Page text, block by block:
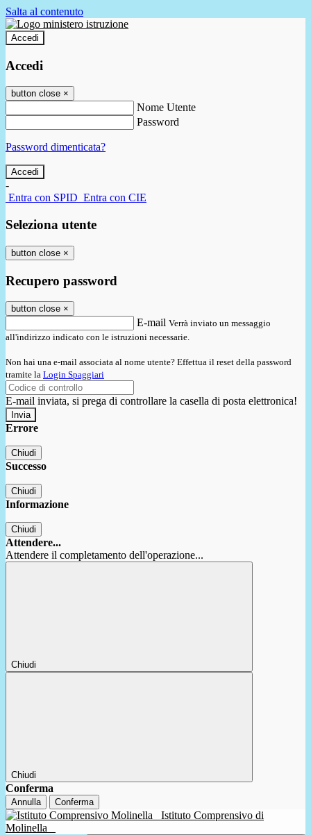
Salta al contenuto
Accedi
Accedi
button close ×
Nome Utente
Password
Password dimenticata?
-
Entra con SPID Entra con CIE
Seleziona utente
button close ×
Recupero password
button close ×
E-mail Verrà inviato un messaggio
all'indirizzo indicato con le istruzioni necessarie.
Non hai una e-mail associata al nome utente? Effettua il reset della password
tramite la Login Spaggiari
E-mail inviata, si prega di controllare la casella di posta elettronica!
Errore
Chiudi
Successo
Chiudi
Informazione
Chiudi
Attendere...
Attendere il completamento dell'operazione...
Chiudi
Chiudi
Conferma
Annulla Conferma
Istituto Comprensivo di
Molinella